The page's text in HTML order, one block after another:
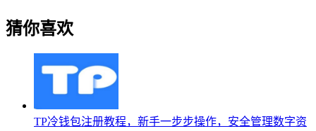
猜你喜欢
TP冷钱包注册教程，新手一步步操作，安全管理数字资